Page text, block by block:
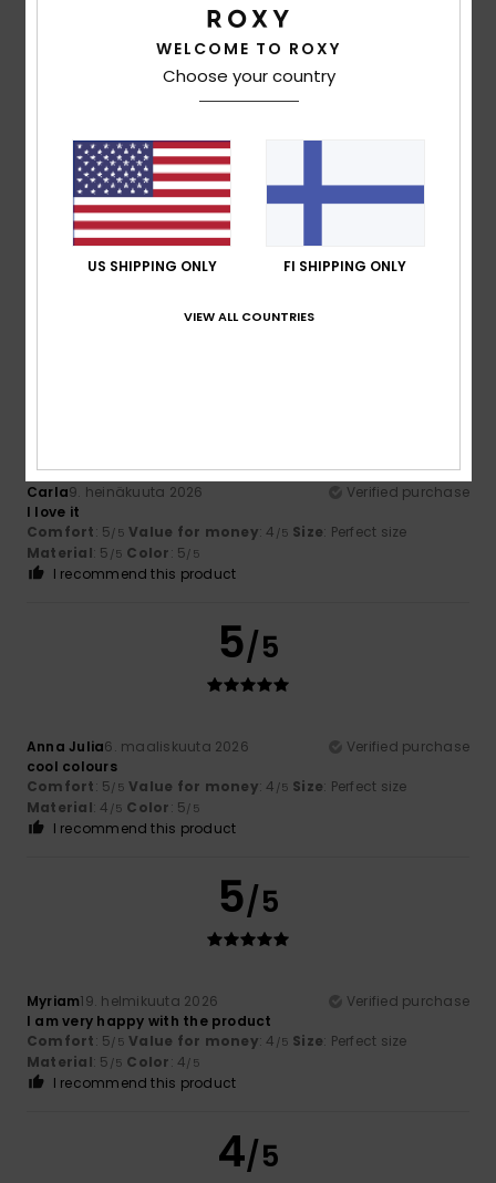
100% of our customers recommend this product
4.0
Size
Too small Too large
Color
Carla9. heinäkuuta 2026
Verified purchase
I love it
Comfort: 5/5 Value for money: 4 /5 Size: Perfect size
Material: 5 /5 Color: 5/5
I recommend this product
5/5
Anna Julia6. maaliskuuta 2026
Verified purchase
cool colours
Comfort: 5/5 Value for money: 4 /5 Size: Perfect size
Material: 4 /5 Color: 5/5
I recommend this product
5/5
Myriam19. helmikuuta 2026
Verified purchase
I am very happy with the product
Comfort: 5/5 Value for money: 4 /5 Size: Perfect size
Material: 5 /5 Color: 4/5
I recommend this product
4/5
WELCOME TO ROXY
Choose your country
US SHIPPING ONLY FI SHIPPING ONLY
VIEW ALL COUNTRIES